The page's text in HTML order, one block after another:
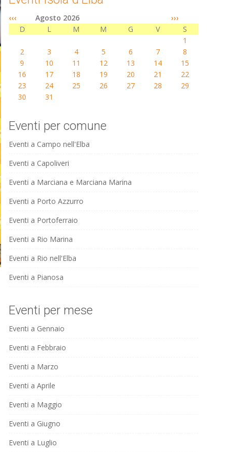
‹‹‹ Agosto 2026
›››
D
L M M G V
S
1
2
3 4 5 6 7
8
9
10 11 12 13 14
15
16
17 18 19 20 21
22
23
24 25 26 27 28
29
30
31
Eventi per comune
Eventi a Campo nell'Elba
Eventi a Capoliveri
Eventi a Marciana e Marciana Marina
Eventi a Porto Azzurro
Eventi a Portoferraio
Eventi a Rio Marina
Eventi a Rio nell'Elba
Eventi a Pianosa
Eventi per mese
Eventi a Gennaio
Eventi a Febbraio
Eventi a Marzo
Eventi a Aprile
Eventi a Maggio
Eventi a Giugno
Eventi a Luglio